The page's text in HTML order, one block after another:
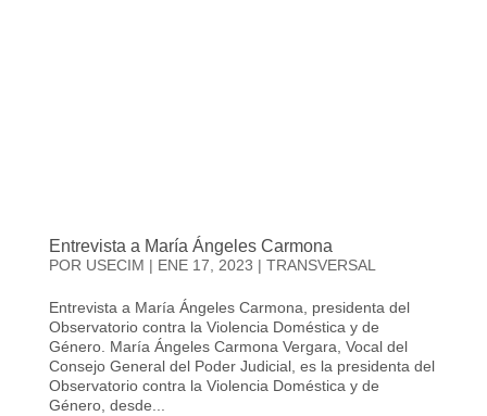
Entrevista a María Ángeles Carmona
POR USECIM | ENE 17, 2023 | TRANSVERSAL
Entrevista a María Ángeles Carmona, presidenta del
Observatorio contra la Violencia Doméstica y de
Género. María Ángeles Carmona Vergara, Vocal del
Consejo General del Poder Judicial, es la presidenta del
Observatorio contra la Violencia Doméstica y de
Género, desde...